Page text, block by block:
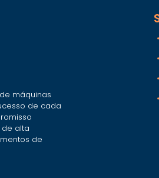
máquinas
de cada
alta
de